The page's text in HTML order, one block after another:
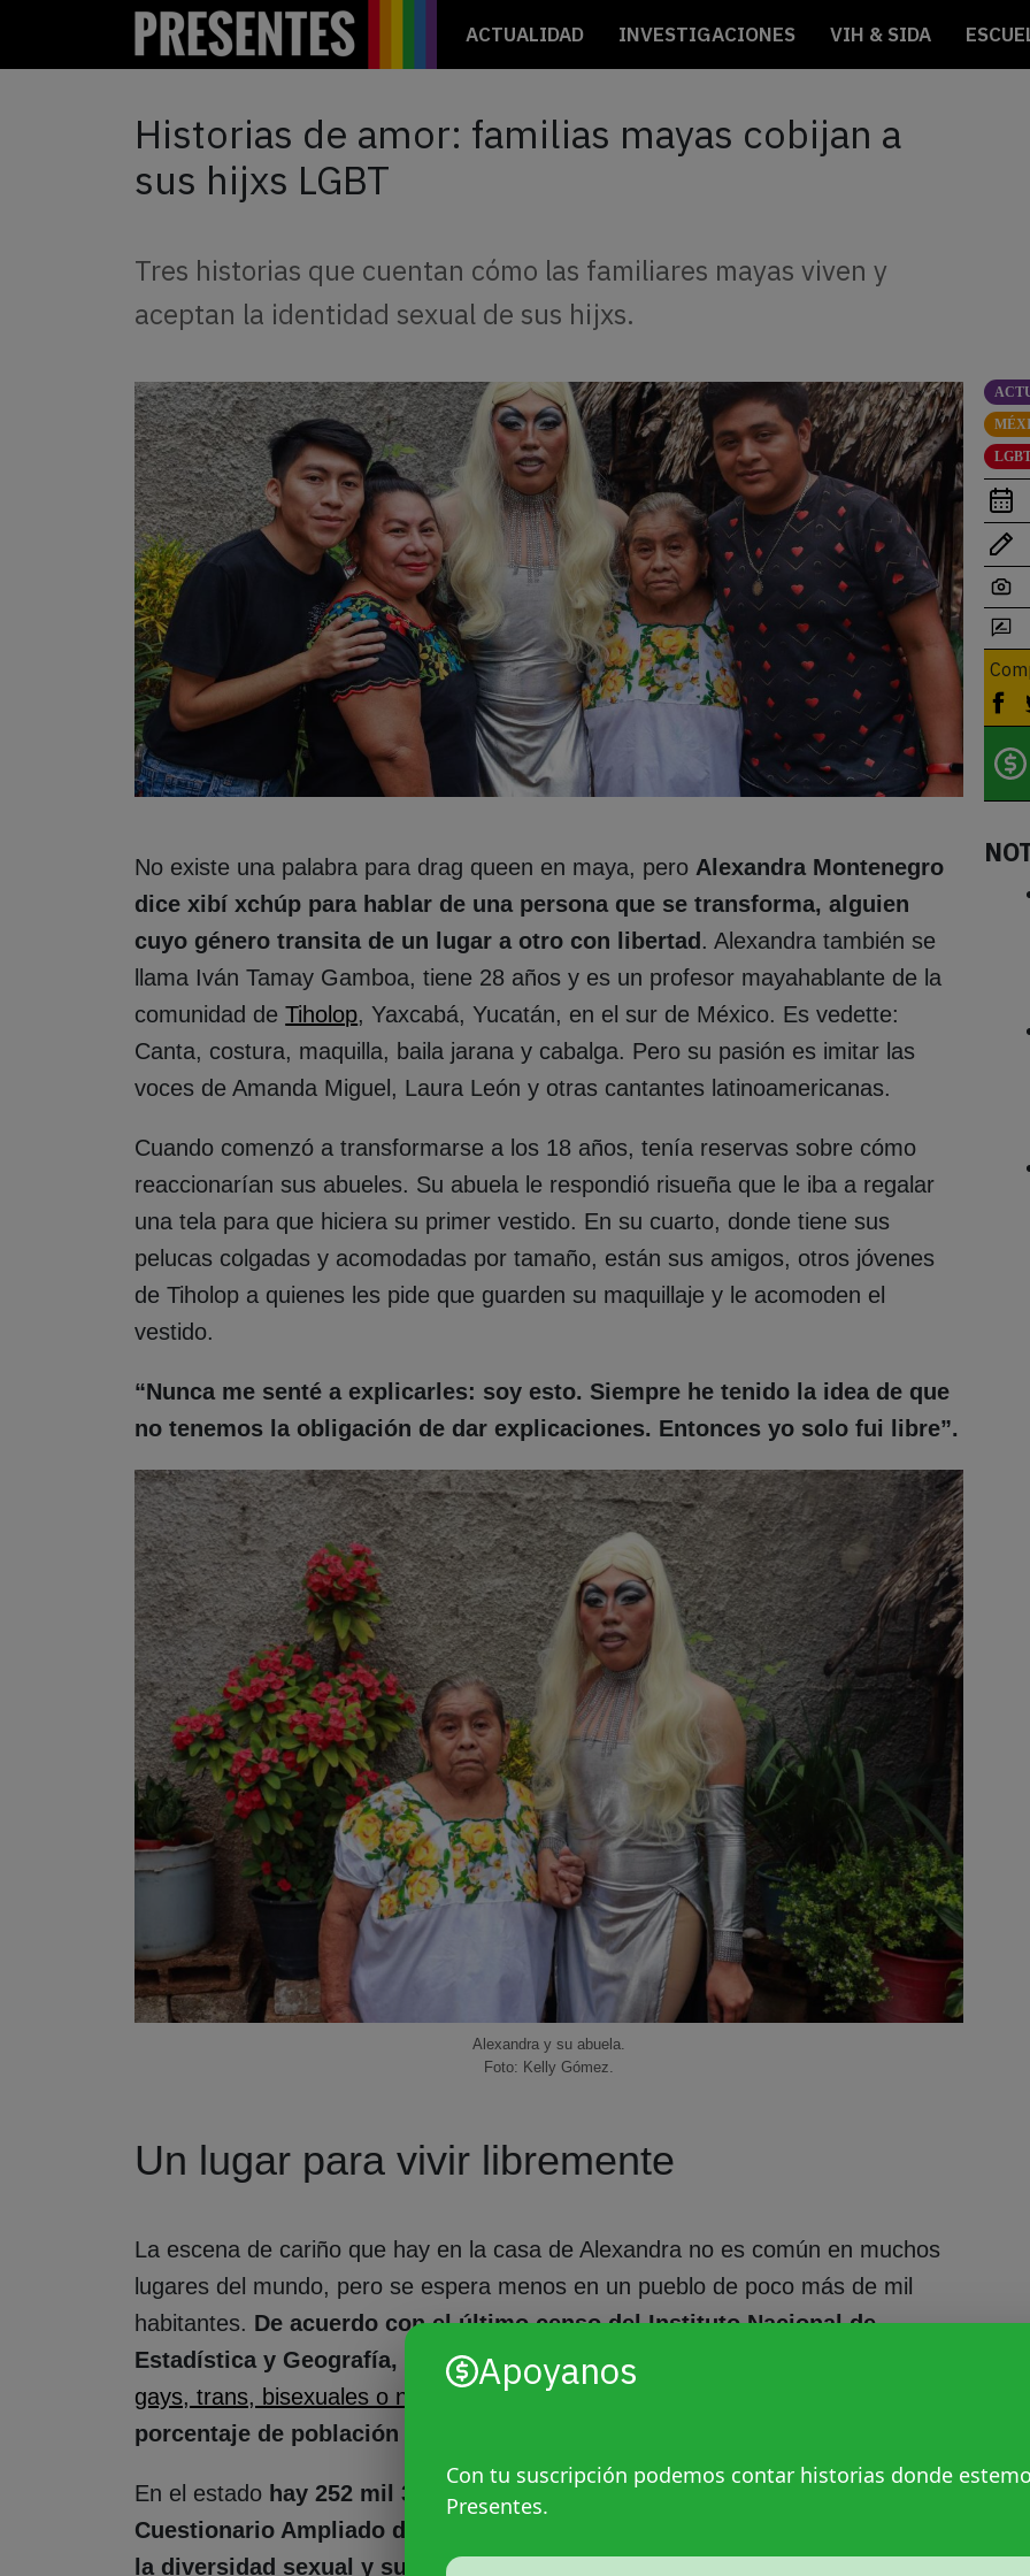
ACTUALIDAD INVESTIGACIONES VIH & SIDA
Apoyanos
Con tu suscripción podemos contar historias donde
Presentes.
Historias de amor: familias mayas cobijan a
sus hijxs LGBT
Tres historias que cuentan cómo las familiares mayas viven y
aceptan la identidad sexual de sus hijxs.
No existe una palabra para drag queen en maya, pero Alexandra Montenegro
dice xibí xchúp para hablar de una persona que se transforma, alguien
cuyo género transita de un lugar a otro con libertad. Alexandra también se
llama Iván Tamay Gamboa, tiene 28 años y es un profesor mayahablante de la
comunidad deTiholop, Yaxcabá, Yucatán, en el sur de México. Es vedette:
Canta, costura, maquilla, baila jarana y cabalga. Pero su pasión es imitar las
voces de Amanda Miguel, Laura León y otras cantantes latinoamericanas.
Cuando comenzó a transformarse a los 18 años, tenía reservas sobre cómo
reaccionarían sus abueles. Su abuela le respondió risueña que le iba a regalar
una tela para que hiciera su primer vestido. En su cuarto, donde tiene sus
pelucas colgadas y acomodadas por tamaño, están sus amigos, otros jóvenes
de Tiholop a quienes les pide que guarden su maquillaje y le acomoden el
vestido.
“Nunca me senté a explicarles: soy esto. Siempre he tenido la idea de que
no tenemos la obligación de dar explicaciones. Entonces yo solo fui libre”.
Alexandra y su abuela.
Foto: Kelly Gómez.
Un lugar para vivir libremente
La escena de cariño que hay en la casa de Alexandra no es común en muchos
lugares del mundo, pero se espera menos en un pueblo de poco más de mil
habitantes. De acuerdo con el último censo del Instituto Nacional de
Estadística y Geografía,
en Yucatán el 8.3% de la población son lesbianas,
gays, trans, bisexuales o no binaries,
es el segundo estado con mayor
porcentaje de población LGBTI+ en México.
En el estado hay 252 mil 370 hogares censales indígenas, de acuerdo con el
Cuestionario Ampliado del Censo de Población y Vivienda 2020. Hablar de
la diversidad sexual y su interrelación en comunidades originarias es cada